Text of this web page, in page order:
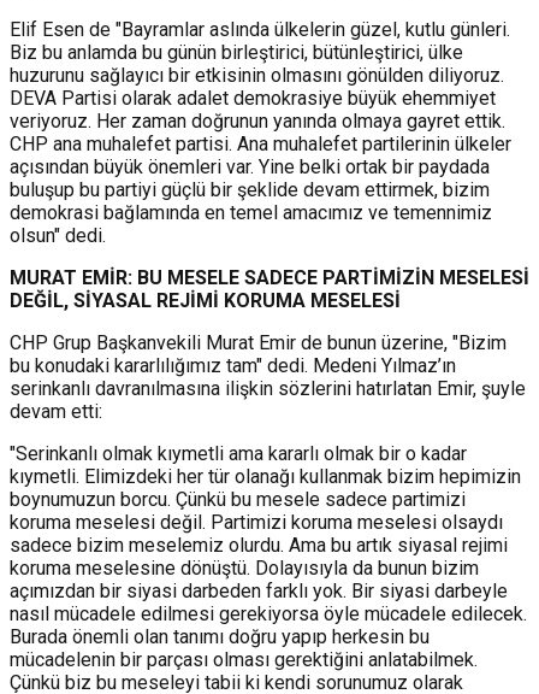
Elif Esen de "Bayramlar aslında ülkelerin güzel, kutlu günleri.
Biz bu anlamda bu günün birleştirici, bütünleştirici, ülke
huzurunu sağlayıcı bir etkisinin olmasını gönülden diliyoruz.
DEVA Partisi olarak adalet demokrasiye büyük ehemmiyet
veriyoruz. Her zaman doğrunun yanında olmaya gayret ettik.
CHP ana muhalefet partisi. Ana muhalefet partilerinin ülkeler
açısından büyük önemleri var. Yine belki ortak bir paydada
buluşup bu partiyi güçlü bir şeklide devam ettirmek, bizim
demokrasi bağlamında en temel amacımız ve temennimiz
olsun" dedi.
MURAT EMİR: BU MESELE SADECE PARTİMİZİN MESELESİ
DEĞİL, SİYASAL REJİMİ KORUMA MESELESİ
CHP Grup Başkanvekili Murat Emir de bunun üzerine, "Bizim
bu konudaki kararlılığımız tam" dedi. Medeni Yılmaz’ın
serinkanlı davranılmasına ilişkin sözlerini hatırlatan Emir, şuyle
devam etti:
"Serinkanlı olmak kıymetli ama kararlı olmak bir o kadar
kıymetli. Elimizdeki her tür olanağı kullanmak bizim hepimizin
boynumuzun borcu. Çünkü bu mesele sadece partimizi
koruma meselesi değil. Partimizi koruma meselesi olsaydı
sadece bizim meselemiz olurdu. Ama bu artık siyasal rejimi
koruma meselesine dönüştü. Dolayısıyla da bunun bizim
açımızdan bir siyasi darbeden farklı yok. Bir siyasi darbeyle
nasıl mücadele edilmesi gerekiyorsa öyle mücadele edilecek.
Burada önemli olan tanımı doğru yapıp herkesin bu
mücadelenin bir parçası olması gerektiğini anlatabilmek.
Çünkü biz bu meseleyi tabii ki kendi sorunumuz olarak